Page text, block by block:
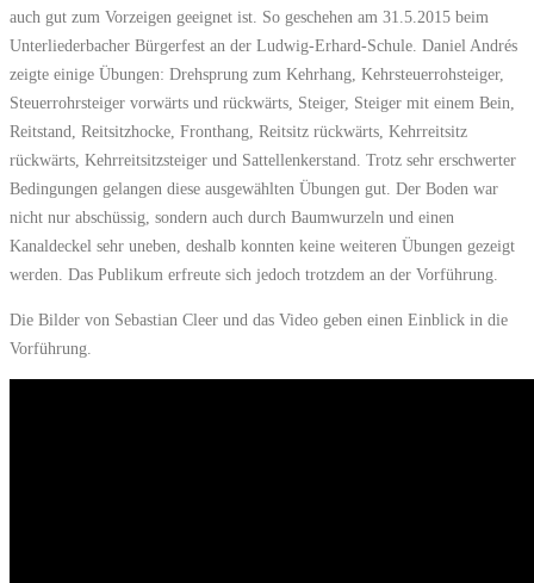
auch gut zum Vorzeigen geeignet ist. So geschehen am 31.5.2015 beim
Unterliederbacher Bürgerfest an der Ludwig-Erhard-Schule. Daniel Andrés
zeigte einige Übungen: Drehsprung zum Kehrhang, Kehrsteuerrohsteiger,
Steuerrohrsteiger vorwärts und rückwärts, Steiger, Steiger mit einem Bein,
Reitstand, Reitsitzhocke, Fronthang, Reitsitz rückwärts, Kehrreitsitz
rückwärts, Kehrreitsitzsteiger und Sattellenkerstand. Trotz sehr erschwerter
Bedingungen gelangen diese ausgewählten Übungen gut. Der Boden war
nicht nur abschüssig, sondern auch durch Baumwurzeln und einen
Kanaldeckel sehr uneben, deshalb konnten keine weiteren Übungen gezeigt
werden. Das Publikum erfreute sich jedoch trotzdem an der Vorführung.
Die Bilder von Sebastian Cleer und das Video geben einen Einblick in die
Vorführung.